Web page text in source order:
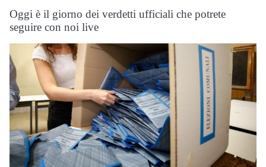
Oggi è il giorno dei verdetti ufficiali che potrete
seguire con noi live